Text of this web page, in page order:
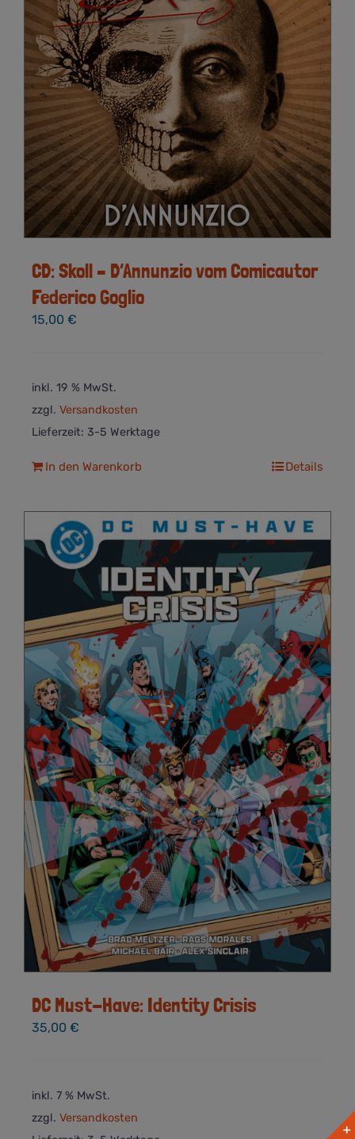
CD: Skoll – D’Annunzio vom Comicautor
Federico Goglio
15,00 €
inkl. 19 % MwSt.
zzgl. Versandkosten
Lieferzeit: 3-5 Werktage
In den Warenkorb Details
DC Must-Have: Identity Crisis
35,00 €
inkl. 7 % MwSt.
zzgl. Versandkosten